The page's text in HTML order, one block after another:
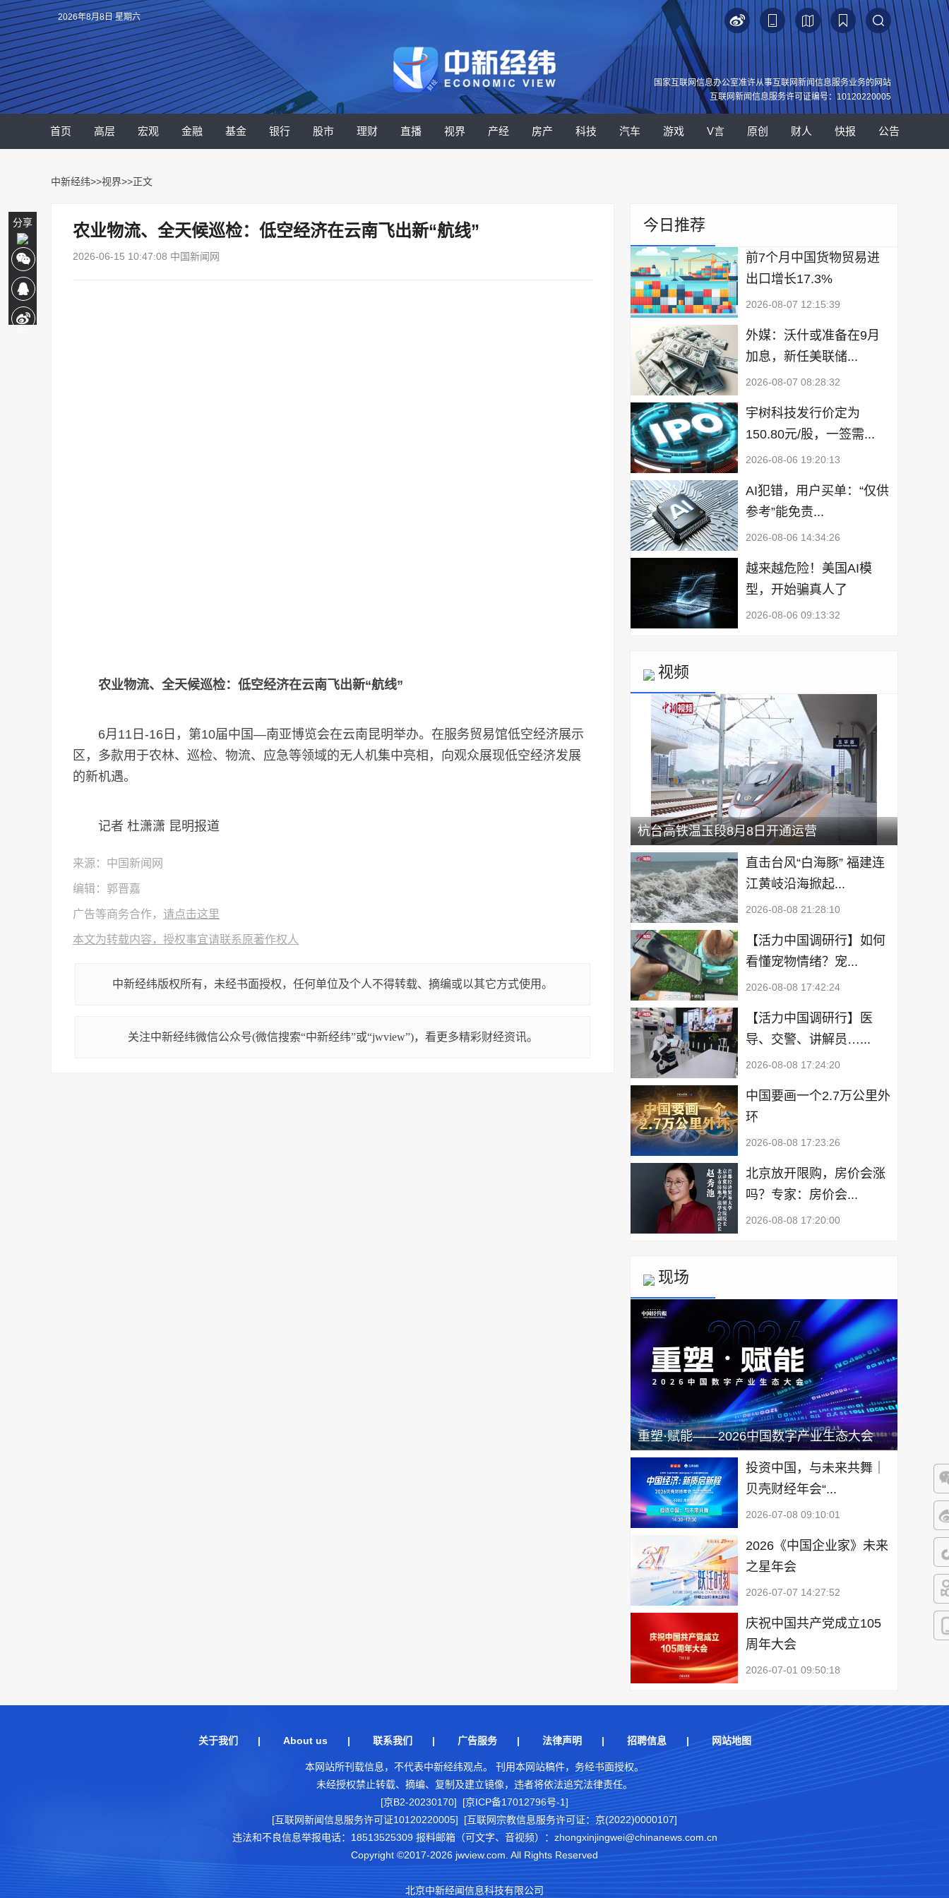
微
微
抖
快
分享
2026年8月8日 星期六
国家互联网信息办公室准许从事互联网新闻信息服务业务的网站
互联网新闻信息服务许可证编号：10120220005
首页 高层 宏观 金融 基金 银行 股市 理财 直播 视界 产经 房产 科技 汽车 游戏 V言 原创 财人 快报 公告
中新经纬>>视界>>正文
农业物流、全天候巡检：低空经济在云南飞出新“航线”
2026-06-15 10:47:08 中国新闻网
农业物流、全天候巡检：低空经济在云南飞出新“航线”
6月11日-16日，第10届中国—南亚博览会在云南昆明举办。在服务贸易馆低空经济展示
区，多款用于农林、巡检、物流、应急等领域的无人机集中亮相，向观众展现低空经济发展
的新机遇。
记者 杜潇潇 昆明报道
来源：中国新闻网
编辑：郭晋嘉
广告等商务合作， 请点击这里
本文为转载内容，授权事宜请联系原著作权人
中新经纬版权所有，未经书面授权，任何单位及个人不得转载、摘编或以其它方式使用。
关注中新经纬微信公众号(微信搜索“中新经纬”或“jwview”)，看更多精彩财经资讯。
今日推荐
前7个月中国货物贸易进
出口增长17.3%
2026-08-07 12:15:39
外媒：沃什或准备在9月
加息，新任美联储...
2026-08-07 08:28:32
宇树科技发行价定为
150.80元/股，一签需...
2026-08-06 19:20:13
AI犯错，用户买单：“仅供
参考”能免责...
2026-08-06 14:34:26
越来越危险！美国AI模
型，开始骗真人了
2026-08-06 09:13:32
视频
杭台高铁温玉段8月8日开通运营
直击台风“白海豚” 福建连
江黄岐沿海掀起...
2026-08-08 21:28:10
【活力中国调研行】如何
看懂宠物情绪？宠...
2026-08-08 17:42:24
【活力中国调研行】医
导、交警、讲解员…...
2026-08-08 17:24:20
中国要画一个2.7万公里外
环
2026-08-08 17:23:26
北京放开限购，房价会涨
吗？专家：房价会...
2026-08-08 17:20:00
现场
重塑·赋能——2026中国数字产业生态大会
投资中国，与未来共舞｜
贝壳财经年会“...
2026-07-08 09:10:01
2026《中国企业家》未来
之星年会
2026-07-07 14:27:52
庆祝中国共产党成立105
周年大会
2026-07-01 09:50:18
关于我们 | About us| 联系我们 | 广告服务| 法律声明 | 招聘信息 | 网站地图
本网站所刊载信息，不代表中新经纬观点。 刊用本网站稿件，务经书面授权。
未经授权禁止转载、摘编、复制及建立镜像，违者将依法追究法律责任。
[京B2-20230170] [京ICP备17012796号-1]
[互联网新闻信息服务许可证10120220005]
[互联网宗教信息服务许可证：京(2022)0000107]
违法和不良信息举报电话：18513525309 报料邮箱（可文字、音视频）：zhongxinjingwei@chinanews.com.cn
Copyright ©2017-2026 jwview.com. All Rights Reserved
北京中新经闻信息科技有限公司